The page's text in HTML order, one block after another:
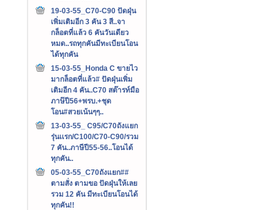
19-03-55_C70-C90 ปัดฝุ่น
เพิ่มเติมอีก 3 คัน 3 สี..จา
กล็อตที่แล้ว 6 คันวันเดียว
หมด..รถทุกคันมีทะเบียนโอน
ได้ทุกคัน
15-03-55_Honda C ขายไว
มากล็อตที่แล้ว# ปัดฝุ่นเพิ่ม
เติมอีก 4 คัน..C70 สต๊ารท์มือ
ภาษ๊ปี56+พรบ.+ชุด
โอน#สวยเน้นๆๆ..
13-03-55_ C95/C70ถังแยก
รุ่นเเรก/C100/C70-C90/รวม
7 คัน..ภาษีปี55-56..โอนได้
ทุกคัน..
05-03-55_C70ถังแยก##
ตามสั่ง ตามขอ ปัดฝุ่นให้เลย
รวม 12 คัน มีทะเบียนโอนได้
ทุกคัน!!